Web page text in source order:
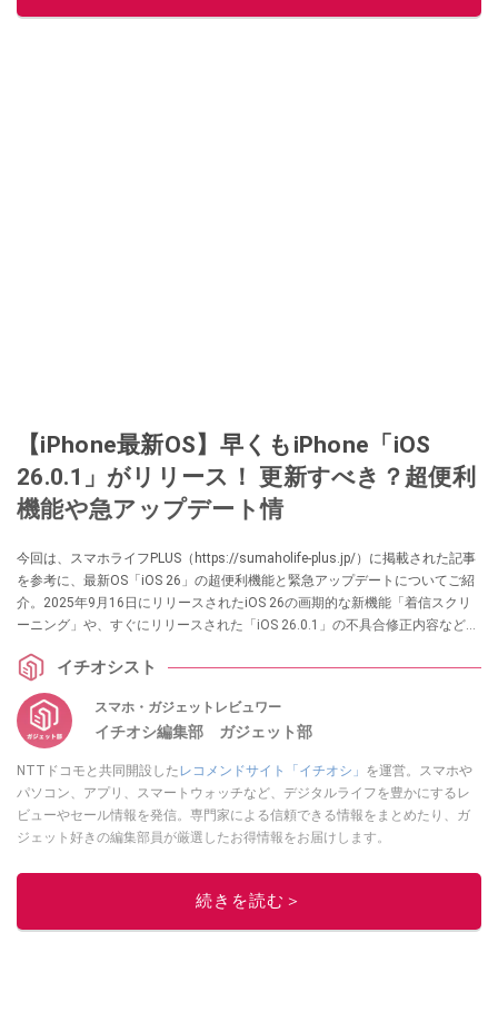
【iPhone最新OS】早くもiPhone「iOS
26.0.1」がリリース！ 更新すべき？超便利
機能や急アップデート情
今回は、スマホライフPLUS（https://sumaholife-plus.jp/）に掲載された記事
を参考に、最新OS「iOS 26」の超便利機能と緊急アップデートについてご紹
介。2025年9月16日にリリースされたiOS 26の画期的な新機能「着信スクリ
ーニング」や、すぐにリリースされた「iOS 26.0.1」の不具合修正内容など、
ひ、スマホライフPLUSでご確認ください。
イチオシスト
スマホ・ガジェットレビュワー
イチオシ編集部 ガジェット部
NTTドコモと共同開設した レコメンドサイト「イチオシ」 を運営。スマホや
パソコン、アプリ、スマートウォッチなど、デジタルライフを豊かにするレ
ビューやセール情報を発信。専門家による信頼できる情報をまとめたり、ガ
ジェット好きの編集部員が厳選したお得情報をお届けします。
このイチオシストの他の記事を読む
続きを読む＞